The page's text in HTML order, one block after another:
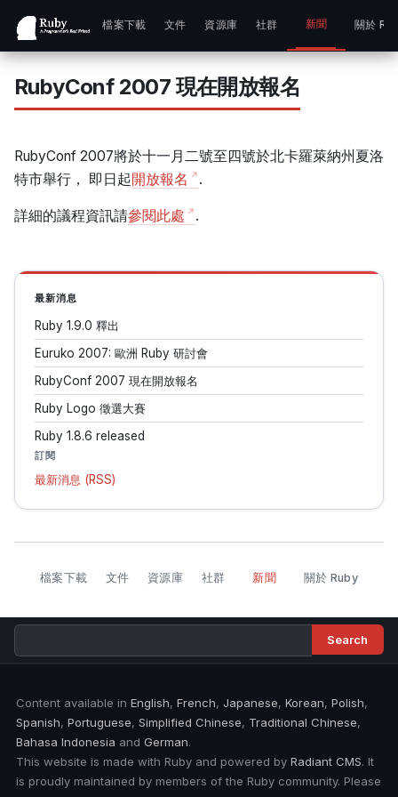
檔案下載 文件 資源庫 社群 新聞 關於
RubyConf 2007 現在開放報名
RubyConf 2007將於十一月二號至四號於北卡羅萊納州夏洛
特市舉行， 即日起開放報名 .
詳細的議程資訊請參閱此處 .
最新消息
Ruby 1.9.0 釋出
Euruko 2007: 歐洲 Ruby 研討會
RubyConf 2007 現在開放報名
Ruby Logo 徵選大賽
Ruby 1.8.6 released
訂閱
最新消息 (RSS)
檔案下載 文件 資源庫 社群 新聞 關於 Ruby
Content available in English, French, Japanese, Korean, Polish,
Spanish, Portuguese, Simplified Chinese, Traditional Chinese,
Bahasa Indonesia and German.
This website is made with Ruby and powered by Radiant CMS. It
is proudly maintained by members of the Ruby community. Please